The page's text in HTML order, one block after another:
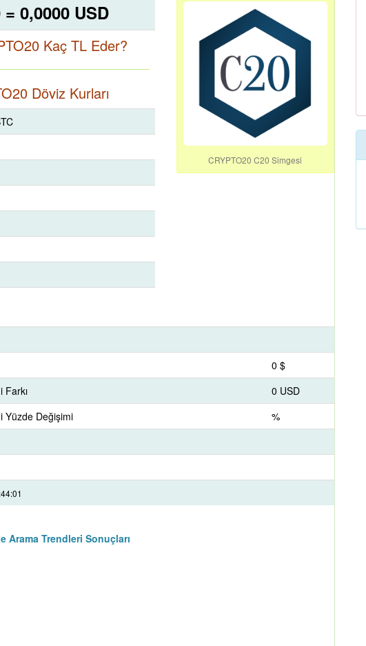
= 0,0000 USD
Kaç TL Eder?
Döviz Kurları
CRYPTO20 C20 Simgesi
0 $
Farkı
0 USD
Yüzde Değişimi
%
Arama Trendleri Sonuçları